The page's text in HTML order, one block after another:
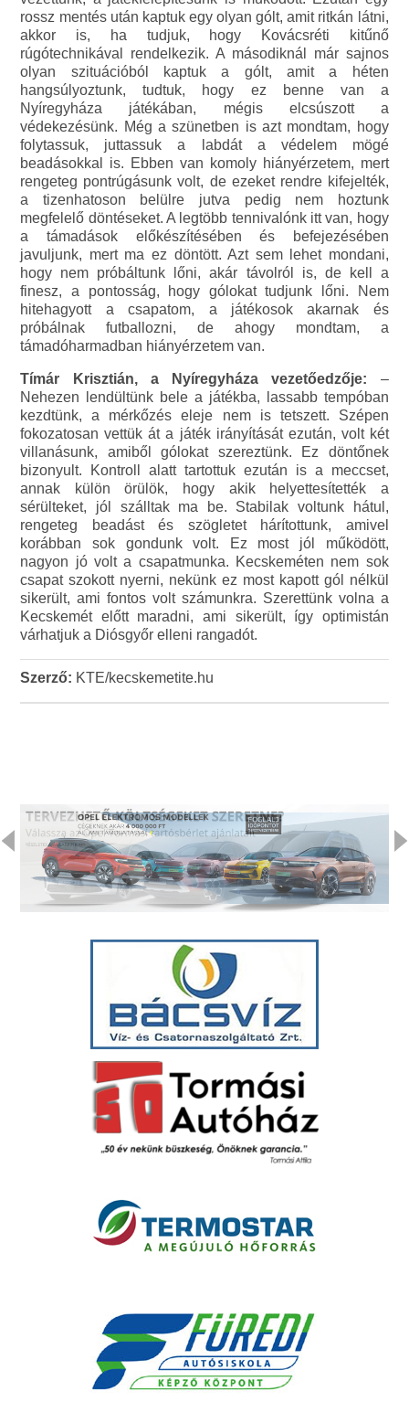
rossz mentés után kaptuk egy olyan gólt, amit ritkán látni,
akkor is, ha tudjuk, hogy Kovácsréti kitűnő
rúgótechnikával rendelkezik. A másodiknál már sajnos
olyan szituációból kaptuk a gólt, amit a héten
hangsúlyoztunk, tudtuk, hogy ez benne van a
Nyíregyháza játékában, mégis elcsúszott a
védekezésünk. Még a szünetben is azt mondtam, hogy
folytassuk, juttassuk a labdát a védelem mögé
beadásokkal is. Ebben van komoly hiányérzetem, mert
rengeteg pontrúgásunk volt, de ezeket rendre kifejelték,
a tizenhatoson belülre jutva pedig nem hoztunk
megfelelő döntéseket. A legtöbb tennivalónk itt van, hogy
a támadások előkészítésében és befejezésében
javuljunk, mert ma ez döntött. Azt sem lehet mondani,
hogy nem próbáltunk lőni, akár távolról is, de kell a
finesz, a pontosság, hogy gólokat tudjunk lőni. Nem
hitehagyott a csapatom, a játékosok akarnak és
próbálnak futballozni, de ahogy mondtam, a
támadóharmadban hiányérzetem van.
Tímár Krisztián, a Nyíregyháza vezetőedzője: –
Nehezen lendültünk bele a játékba, lassabb tempóban
kezdtünk, a mérkőzés eleje nem is tetszett. Szépen
fokozatosan vettük át a játék irányítását ezután, volt két
villanásunk, amiből gólokat szereztünk. Ez döntőnek
bizonyult. Kontroll alatt tartottuk ezután is a meccset,
annak külön örülök, hogy akik helyettesítették a
sérülteket, jól szálltak ma be. Stabilak voltunk hátul,
rengeteg beadást és szögletet hárítottunk, amivel
korábban sok gondunk volt. Ez most jól működött,
nagyon jó volt a csapatmunka. Kecskeméten nem sok
csapat szokott nyerni, nekünk ez most kapott gól nélkül
sikerült, ami fontos volt számunkra. Szerettünk volna a
Kecskemét előtt maradni, ami sikerült, így optimistán
várhatjuk a Diósgyőr elleni rangadót.
Szerző: KTE/kecskemetite.hu